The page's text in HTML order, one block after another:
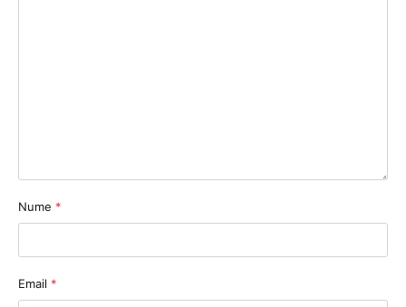
Nume *
Email *